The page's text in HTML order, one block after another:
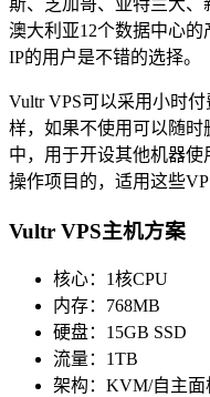
澳大利亚12个数据中心
IP的用户是不错的选择。
Vultr VPS可以采用小时
样，如果不使用可以随时
中，用于开设其他机器使
操作项目的，适用这些
Vultr VPS主机方案
核心：1核CPU
内存：768MB
硬盘：15GB SSD
流量：1TB
架构：KVM/自主面